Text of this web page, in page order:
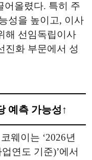
어올렸다. 특히 주
성을 높이고, 이사
해 선임독립이사
진화 부문에서 성
예측 가능성↑
웨이는 ‘2026년
연도 기준)’에서